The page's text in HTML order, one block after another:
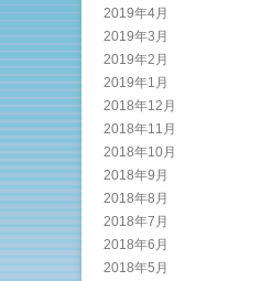
2019年4月
2019年3月
2019年2月
2019年1月
2018年12月
2018年11月
2018年10月
2018年9月
2018年8月
2018年7月
2018年6月
2018年5月